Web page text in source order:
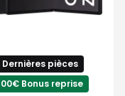
Dernières pièces
Bonus reprise